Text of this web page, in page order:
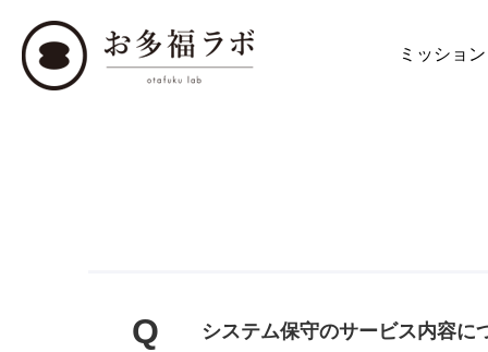
ミッション
Q システム保守のサービス内容に